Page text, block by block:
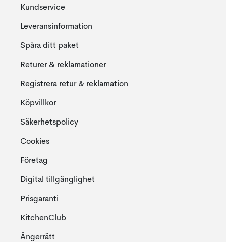
Kundservice
Leveransinformation
Spåra ditt paket
Returer & reklamationer
Registrera retur & reklamation
Köpvillkor
Säkerhetspolicy
Cookies
Företag
Digital tillgänglighet
Prisgaranti
KitchenClub
Ångerrätt